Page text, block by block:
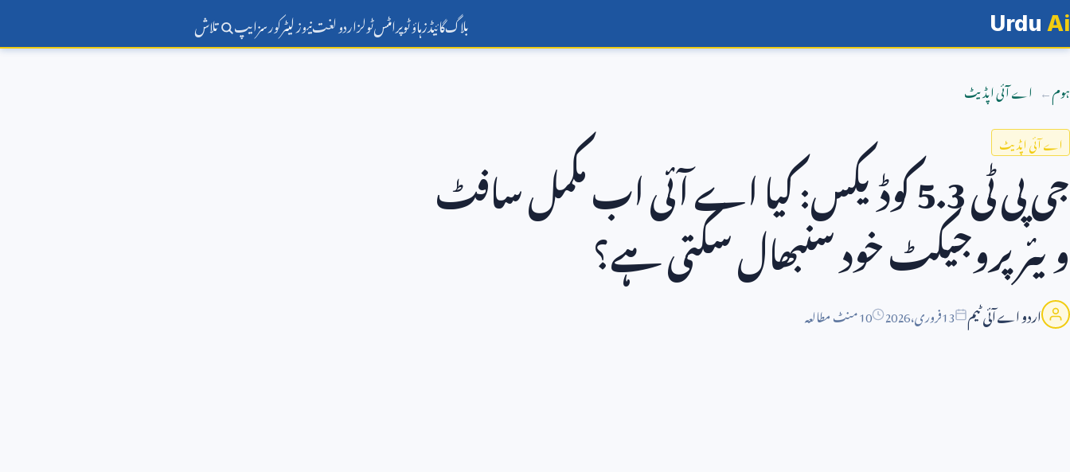
Urdu Ai بلاگگائیڈزہاؤ ٹوپرامٹسٹولزاردو لغتنیوز لیٹرکورسزایپ تلاش
ہوم اے آئی اپڈیٹ
اے آئی اپڈیٹ
جی پی ٹی5.3کوڈیکس: کیا اے آئی اب مکمل سافٹ
ویئر پروجیکٹ خود سنبھال سکتی ہے؟
اردو اے آئی ٹیم 13فروری،2026 10 منٹ مطالعہ